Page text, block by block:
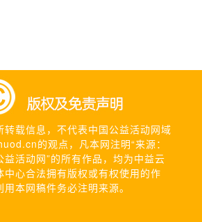
转载信息，不代表中国公益活动网域
的观点，凡本网注明“来源：
益活动网”的所有作品，均为中益云
中心合法拥有版权或有权使用的作
用本网稿件务必注明来源。